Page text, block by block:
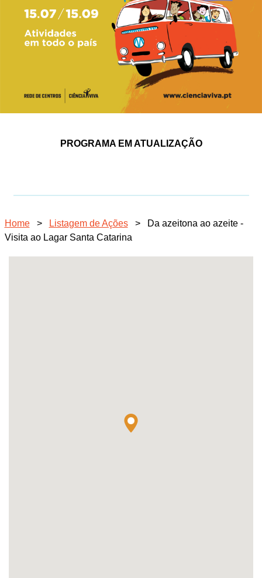
PROGRAMA EM ATUALIZAÇÃO
Home > Listagem de Ações >
Da azeitona ao azeite -
Visita ao Lagar Santa Catarina